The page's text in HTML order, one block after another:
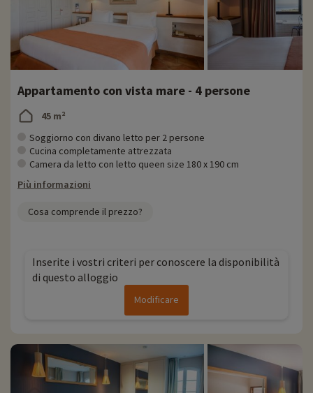
Appartamento con vista mare - 4 persone
45 m²
Soggiorno con divano letto per 2 persone
Cucina completamente attrezzata
Camera da letto con letto queen size 180 x 190 cm
Più informazioni
Cosa comprende il prezzo?
Inserite i vostri criteri per conoscere la disponibilità
di questo alloggio
Modificare